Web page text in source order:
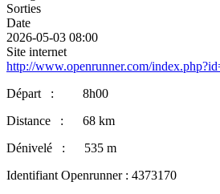
Sorties
Date
2026-05-03 08:00
Site internet
http://www.openrunner.com/
Départ : 8h00
Distance : 68 km
Dénivelé : 535 m
Identifiant Openrunner : 4373170